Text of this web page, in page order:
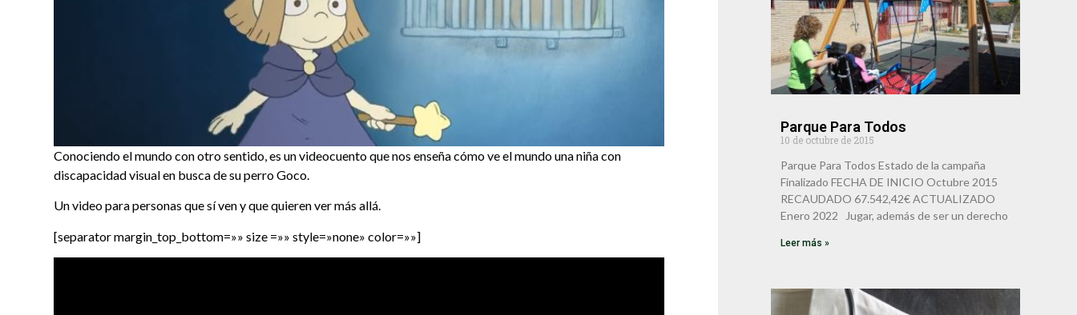
Conociendo el mundo con otro sentido, es un videocuento que nos enseña cómo ve el mundo una niña con
discapacidad visual en busca de su perro Goco.
Un video para personas que sí ven y que quieren ver más allá.
[separator margin_top_bottom=»» size =»» style=»none» color=»»]
Parque Para Todos
10 de octubre de 2015
Parque Para Todos Estado de la campaña
Finalizado FECHA DE INICIO Octubre 2015
RECAUDADO 67.542,42€ ACTUALIZADO
Enero 2022 Jugar, además de ser un derecho
Leer más »